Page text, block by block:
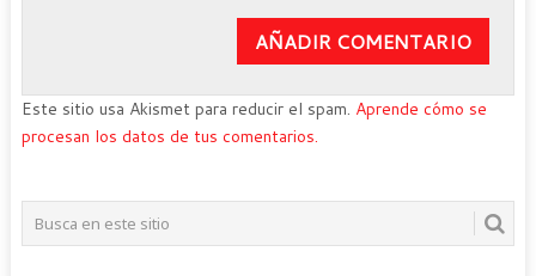
Este sitio usa Akismet para reducir el spam. Aprende cómo se
procesan los datos de tus comentarios.